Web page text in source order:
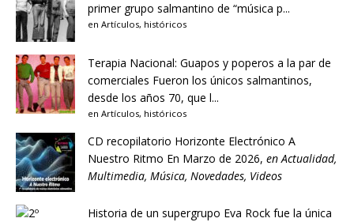
primer grupo salmantino de “música p...
en Artículos, históricos
Terapia Nacional: Guapos y poperos a la par de
comerciales Fueron los únicos salmantinos,
desde los años 70, que l...
en Artículos, históricos
CD recopilatorio Horizonte Electrónico A
Nuestro Ritmo En Marzo de 2026, enActualidad,
Multimedia, Música, Novedades, Videos
Historia de un supergrupo Eva Rock fue la única